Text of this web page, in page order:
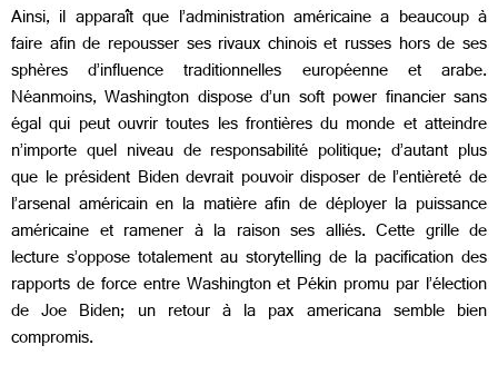
Ainsi, il apparaît que l’administration américaine a beaucoup à
faire afin de repousser ses rivaux chinois et russes hors de ses
sphères d’influence traditionnelles européenne et arabe.
Néanmoins, Washington dispose d’un soft power financier sans
égal qui peut ouvrir toutes les frontières du monde et atteindre
n’importe quel niveau de responsabilité politique; d’autant plus
que le président Biden devrait pouvoir disposer de l’entièreté de
l’arsenal américain en la matière afin de déployer la puissance
américaine et ramener à la raison ses alliés. Cette grille de
lecture s’oppose totalement au storytelling de la pacification des
rapports de force entre Washington et Pékin promu par l’élection
de Joe Biden; un retour à la pax americana semble bien
compromis.